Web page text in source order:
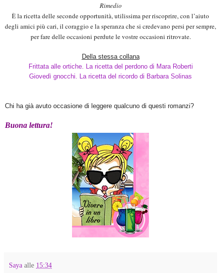
Rimedio
È la ricetta delle seconde opportunità, utilissima per riscoprire, con l’aiuto
degli amici più cari, il coraggio e la speranza che si credevano persi per sempre,
per fare delle occasioni perdute le vostre occasioni ritrovate.
Della stessa collana
Frittata alle ortiche. La ricetta del perdono di Mara Roberti
Giovedì gnocchi. La ricetta del ricordo di Barbara Solinas
Chi ha già avuto occasione di leggere qualcuno di questi romanzi?
Buona lettura!
Saya alle 15:34